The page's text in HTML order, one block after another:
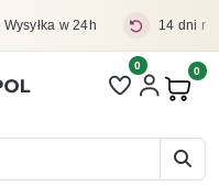
Wysyłka w 24h 14 dni
Liczba pozycji
0 0